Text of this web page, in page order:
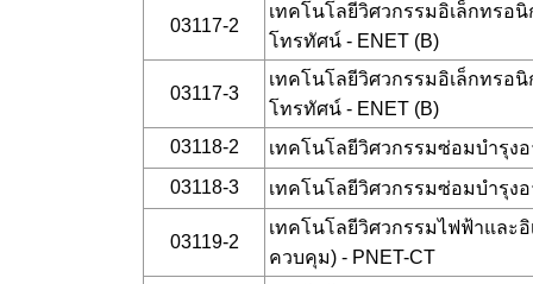
03117-2
เทคโนโลยีวิศวกรรมอิเล็กทรอ
โทรทัศน์ - ENET (B)
03117-3
เทคโนโลยีวิศวกรรมอิเล็กทรอ
โทรทัศน์ - ENET (B)
03118-2
เทคโนโลยีวิศวกรรมซ่อมบำรุง
03118-3
เทคโนโลยีวิศวกรรมซ่อมบำรุง
03119-2
เทคโนโลยีวิศวกรรมไฟฟ้าและ
ควบคุม) - PNET-CT